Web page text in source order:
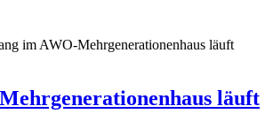
im AWO-Mehrgenerationenhaus läuft
läuft